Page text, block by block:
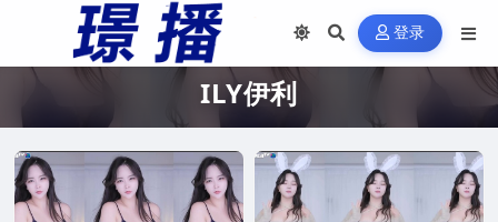
登录
ILY伊利